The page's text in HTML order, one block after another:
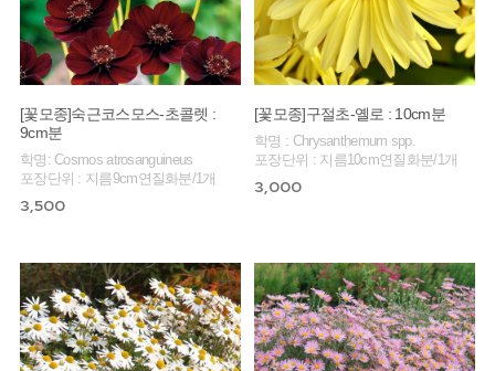
[꽃모종]숙근코스모스-초콜렛 :
9cm분
학명: Cosmos atrosanguineus
포장단위 : 지름9cm연질화분/1개
3,500
[꽃모종]구절초-옐로 : 10cm분
학명 : Chrysanthemum spp.
포장단위 : 지름10cm연질화분/1개
3,000